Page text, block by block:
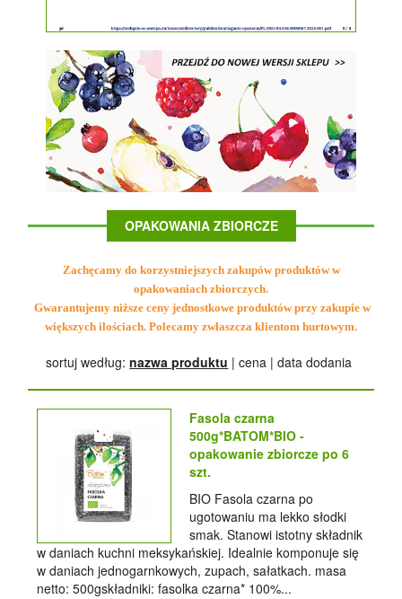
OPAKOWANIA ZBIORCZE
Zachęcamy do korzystniejszych zakupów produktów w
opakowaniach zbiorczych.
Gwarantujemy niższe ceny jednostkowe produktów przy zakupie w
większych ilościach. Polecamy zwłaszcza klientom hurtowym.
sortuj według:nazwa produktu |cena |data dodania
Fasola czarna
500g*BATOM*BIO -
opakowanie zbiorcze po 6
szt.
BIO Fasola czarna po
ugotowaniu ma lekko słodki
smak. Stanowi istotny składnik
w daniach kuchni meksykańskiej. Idealnie komponuje się
w daniach jednogarnkowych, zupach, sałatkach. masa
netto: 500gskładniki: fasolka czarna* 100%...